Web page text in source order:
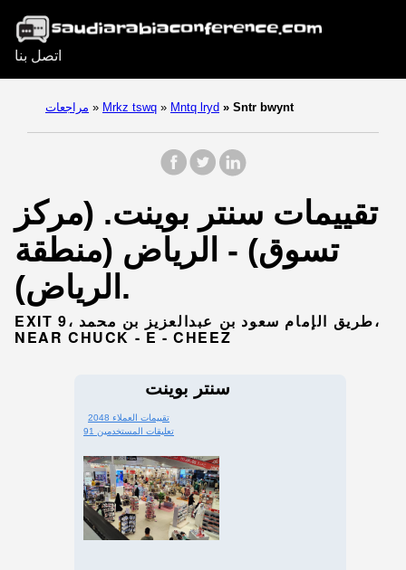
اتصل بنا
مراجعات » Mrkz tswq » Mntq lryd » Sntr bwynt
تقييمات سنتر بوينت. (مركز
تسوق) - الرياض (منطقة
الرياض).
EXIT 9، طريق الإمام سعود بن عبدالعزيز بن محمد،
NEAR CHUCK - E - CHEEZ
سنتر بوينت
2048 تقييمات العملاء
91 تعليقات المستخدمين